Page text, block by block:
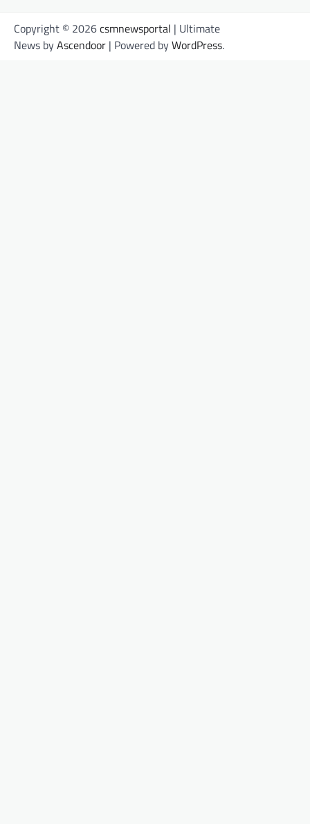
Copyright © 2026csmnewsportal | Ultimate
News byAscendoor | Powered byWordPress.